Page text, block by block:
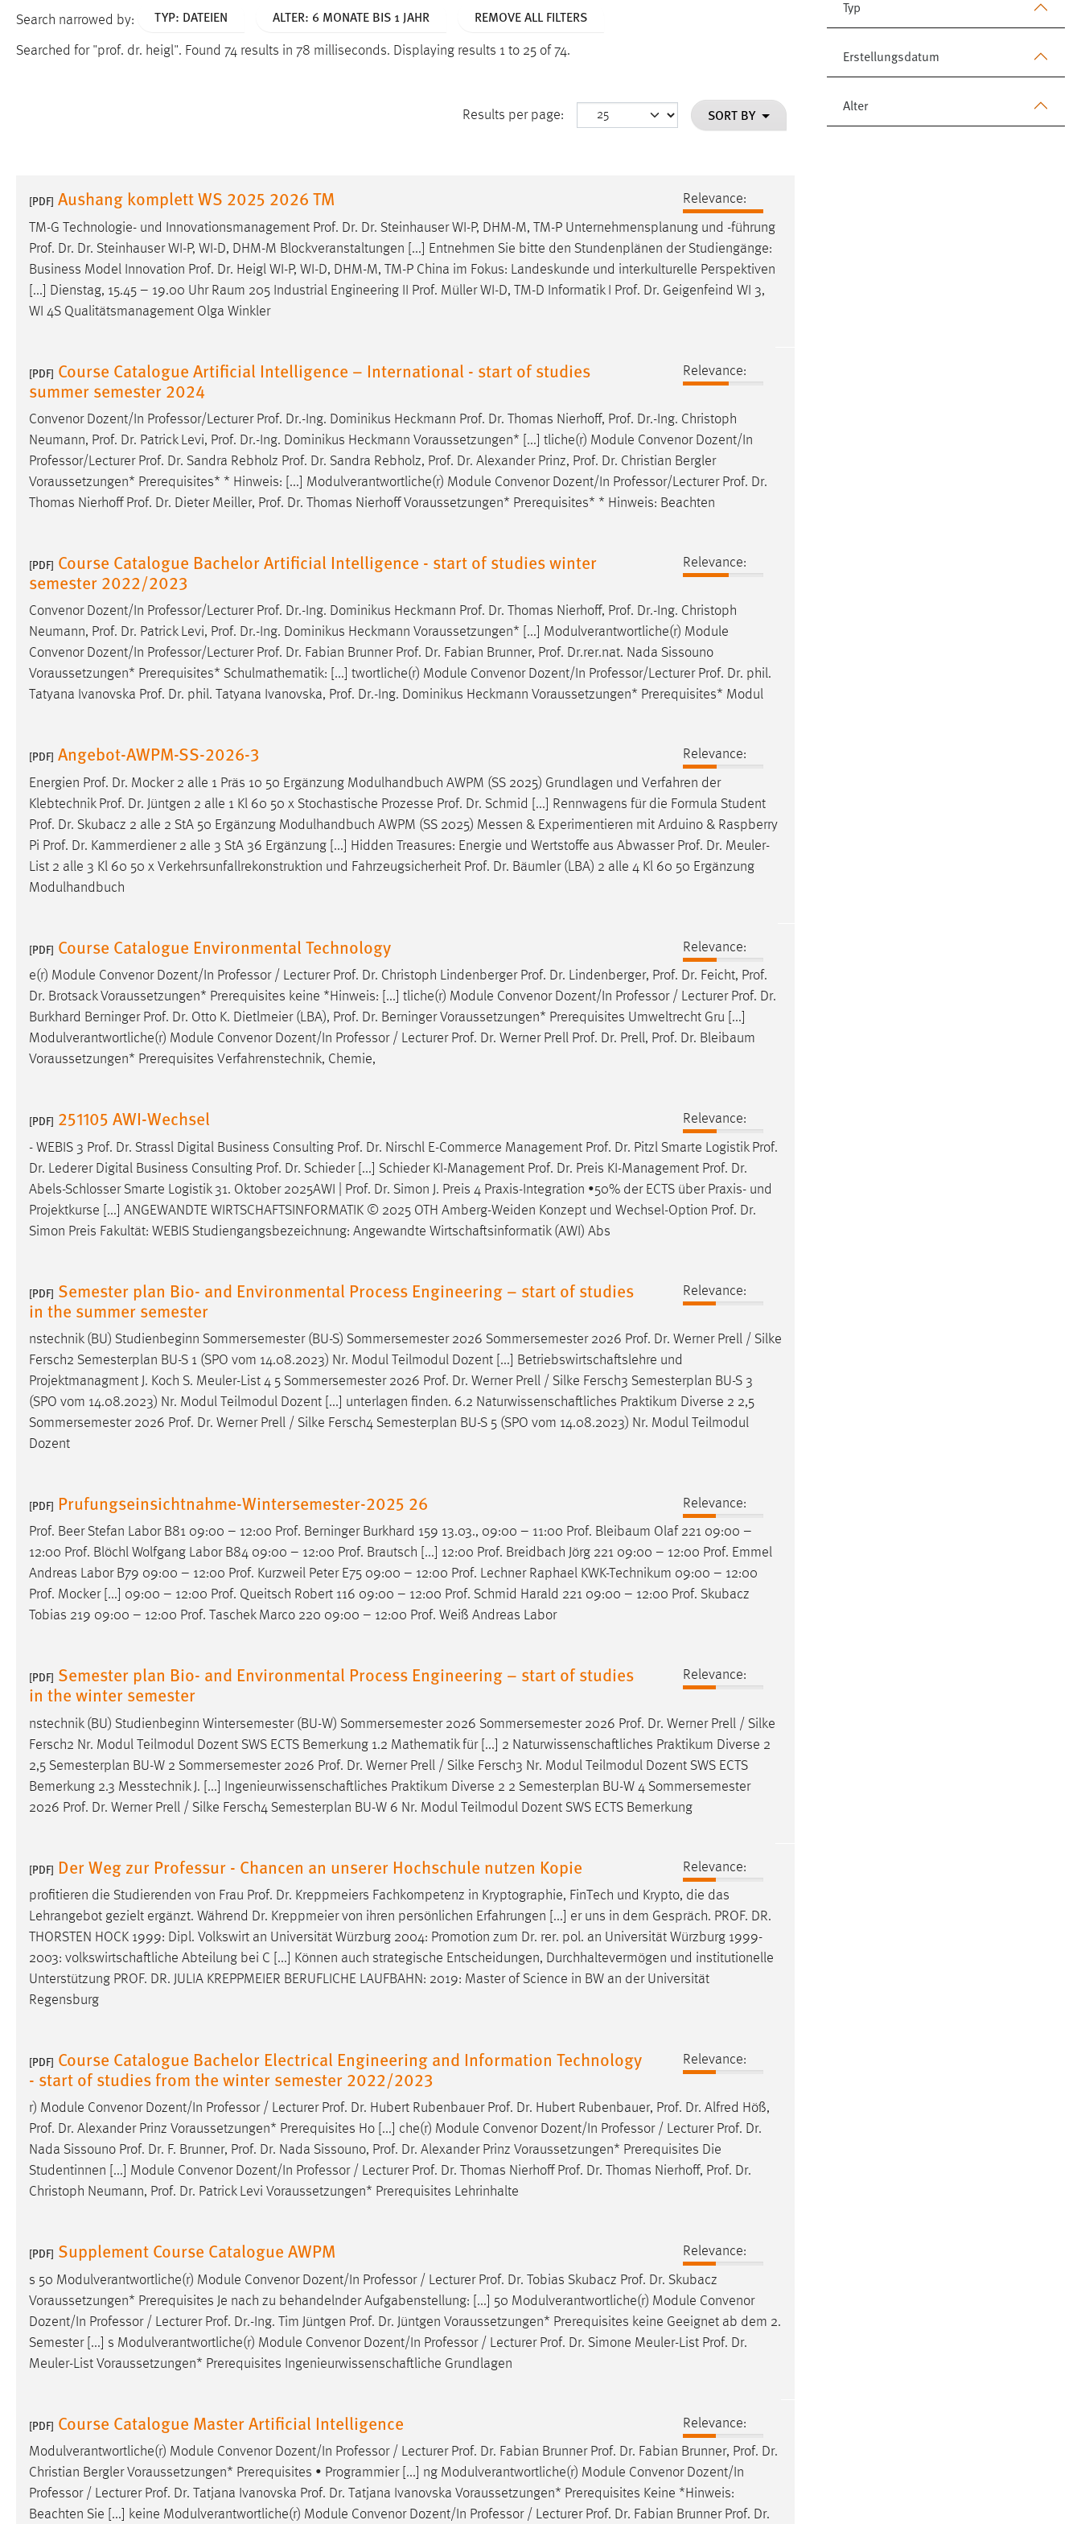
Typ
Erstellungsdatum
Alter
Search narrowed by: TYP: DATEIEN ALTER: 6 MONATE BIS 1 JAHR REMOVE ALL FILTERS
Searched for "prof. dr. heigl". Found 74 results in 78 milliseconds. Displaying results 1 to 25 of 74.
Results per page: SORT BY
[PDF] Aushang komplett WS 2025 2026 TM
Relevance:
TM-G Technologie- und Innovationsmanagement Prof. Dr. Dr. Steinhauser WI-P, DHM-M, TM-P Unternehmensplanung und -führung
Prof. Dr. Dr. Steinhauser WI-P, WI-D, DHM-M Blockveranstaltungen [...] Entnehmen Sie bitte den Stundenplänen der Studiengänge:
Business Model Innovation Prof. Dr. Heigl WI-P, WI-D, DHM-M, TM-P China im Fokus: Landeskunde und interkulturelle Perspektiven
[...] Dienstag, 15.45 – 19.00 Uhr Raum 205 Industrial Engineering II
Prof. Müller WI-D, TM-D Informatik I Prof. Dr. Geigenfeind WI 3,
WI 4S Qualitätsmanagement Olga Winkler
[PDF] Course Catalogue Artificial Intelligence – International - start of studies
summer semester 2024
Relevance:
Convenor Dozent/In Professor/Lecturer Prof. Dr.-Ing. Dominikus Heckmann Prof. Dr. Thomas Nierhoff, Prof. Dr.-Ing. Christoph
Neumann, Prof. Dr. Patrick Levi, Prof. Dr.-Ing. Dominikus Heckmann Voraussetzungen* [...] tliche(r) Module Convenor Dozent/In
Professor/Lecturer Prof. Dr. Sandra Rebholz Prof. Dr. Sandra Rebholz, Prof. Dr. Alexander Prinz, Prof. Dr. Christian Bergler
Voraussetzungen* Prerequisites* * Hinweis: [...] Modulverantwortliche(r) Module Convenor Dozent/In Professor/Lecturer Prof. Dr.
Thomas Nierhoff Prof. Dr. Dieter Meiller, Prof. Dr. Thomas Nierhoff Voraussetzungen* Prerequisites* * Hinweis: Beachten
[PDF] Course Catalogue Bachelor Artificial Intelligence - start of studies winter
semester 2022/2023
Relevance:
Convenor Dozent/In Professor/Lecturer Prof. Dr.-Ing. Dominikus Heckmann Prof. Dr. Thomas Nierhoff, Prof. Dr.-Ing. Christoph
Neumann, Prof. Dr. Patrick Levi, Prof. Dr.-Ing. Dominikus Heckmann Voraussetzungen* [...] Modulverantwortliche(r) Module
Convenor Dozent/In Professor/Lecturer Prof. Dr. Fabian Brunner Prof. Dr. Fabian Brunner, Prof. Dr.rer.nat. Nada Sissouno
Voraussetzungen* Prerequisites* Schulmathematik: [...] twortliche(r) Module Convenor Dozent/In Professor/Lecturer Prof. Dr. phil.
Tatyana Ivanovska Prof. Dr. phil. Tatyana Ivanovska, Prof. Dr.-Ing. Dominikus Heckmann Voraussetzungen* Prerequisites* Modul
[PDF] Angebot-AWPM-SS-2026-3
Relevance:
Energien Prof. Dr. Mocker 2 alle 1 Präs 10 50 Ergänzung Modulhandbuch AWPM (SS 2025) Grundlagen und Verfahren der
Klebtechnik Prof. Dr. Jüntgen 2 alle 1 Kl 60 50 x Stochastische Prozesse Prof. Dr. Schmid [...] Rennwagens für die Formula Student
Prof. Dr. Skubacz 2 alle 2 StA 50 Ergänzung Modulhandbuch AWPM (SS 2025) Messen & Experimentieren mit Arduino & Raspberry
Pi Prof. Dr. Kammerdiener 2 alle 3 StA 36 Ergänzung [...] Hidden Treasures: Energie und Wertstoffe aus Abwasser Prof. Dr. Meuler-
List 2 alle 3 Kl 60 50 x Verkehrsunfallrekonstruktion und Fahrzeugsicherheit Prof. Dr. Bäumler (LBA) 2 alle 4 Kl 60 50 Ergänzung
Modulhandbuch
[PDF] Course Catalogue Environmental Technology
Relevance:
e(r) Module Convenor Dozent/In Professor / Lecturer Prof. Dr. Christoph Lindenberger Prof. Dr. Lindenberger, Prof. Dr. Feicht, Prof.
Dr. Brotsack Voraussetzungen* Prerequisites keine *Hinweis: [...] tliche(r) Module Convenor Dozent/In Professor / Lecturer Prof. Dr.
Burkhard Berninger Prof. Dr. Otto K. Dietlmeier (LBA), Prof. Dr. Berninger Voraussetzungen* Prerequisites Umweltrecht Gru [...]
Modulverantwortliche(r) Module Convenor Dozent/In Professor / Lecturer Prof. Dr. Werner Prell Prof. Dr. Prell, Prof. Dr. Bleibaum
Voraussetzungen* Prerequisites Verfahrenstechnik, Chemie,
[PDF] 251105 AWI-Wechsel
Relevance:
- WEBIS 3 Prof. Dr. Strassl Digital Business Consulting Prof. Dr. Nirschl E-Commerce Management Prof. Dr. Pitzl Smarte Logistik Prof.
Dr. Lederer Digital Business Consulting Prof. Dr. Schieder [...] Schieder KI-Management Prof. Dr. Preis KI-Management Prof. Dr.
Abels-Schlosser Smarte Logistik 31. Oktober 2025AWI |
Prof. Dr. Simon J. Preis 4 Praxis-Integration •50% der ECTS über Praxis- und
Projektkurse [...] ANGEWANDTE WIRTSCHAFTSINFORMATIK © 2025 OTH Amberg-Weiden Konzept und Wechsel-Option Prof. Dr.
Simon Preis Fakultät: WEBIS Studiengangsbezeichnung: Angewandte Wirtschaftsinformatik (AWI) Abs
[PDF] Semester plan Bio- and Environmental Process Engineering – start of studies
in the summer semester
Relevance:
nstechnik (BU) Studienbeginn Sommersemester (BU-S) Sommersemester 2026 Sommersemester 2026 Prof. Dr. Werner Prell / Silke
Fersch2 Semesterplan BU-S 1 (SPO vom 14.08.2023) Nr. Modul Teilmodul Dozent [...] Betriebswirtschaftslehre und
Projektmanagment J. Koch S. Meuler-List 4 5 Sommersemester 2026 Prof. Dr. Werner Prell / Silke Fersch3 Semesterplan BU-S 3
(SPO vom 14.08.2023) Nr. Modul Teilmodul Dozent [...] unterlagen finden. 6.2 Naturwissenschaftliches Praktikum Diverse 2 2,5
Sommersemester 2026 Prof. Dr. Werner Prell / Silke Fersch4 Semesterplan BU-S 5 (SPO vom 14.08.2023) Nr. Modul Teilmodul
Dozent
[PDF] Prufungseinsichtnahme-Wintersemester-2025 26
Relevance:
Prof. Beer Stefan Labor B81 09:00 – 12:00 Prof. Berninger Burkhard 159 13.03., 09:00 – 11:00 Prof. Bleibaum Olaf 221 09:00 –
12:00 Prof. Blöchl Wolfgang Labor B84 09:00 – 12:00 Prof. Brautsch [...] 12:00 Prof. Breidbach Jörg 221 09:00 – 12:00 Prof. Emmel
Andreas Labor B79 09:00 – 12:00 Prof. Kurzweil Peter E75 09:00 – 12:00 Prof. Lechner Raphael KWK-Technikum 09:00 – 12:00
Prof. Mocker [...] 09:00 – 12:00 Prof. Queitsch Robert 116 09:00 – 12:00 Prof. Schmid Harald 221 09:00 – 12:00 Prof. Skubacz
Tobias 219 09:00 – 12:00 Prof. Taschek Marco 220 09:00 – 12:00 Prof. Weiß Andreas Labor
[PDF] Semester plan Bio- and Environmental Process Engineering – start of studies
in the winter semester
Relevance:
nstechnik (BU) Studienbeginn Wintersemester (BU-W) Sommersemester 2026 Sommersemester 2026 Prof. Dr. Werner Prell / Silke
Fersch2 Nr. Modul Teilmodul Dozent SWS ECTS Bemerkung 1.2 Mathematik für [...] 2 Naturwissenschaftliches Praktikum Diverse 2
2,5 Semesterplan BU-W 2 Sommersemester 2026 Prof. Dr. Werner Prell / Silke Fersch3 Nr. Modul Teilmodul Dozent SWS ECTS
Bemerkung 2.3 Messtechnik J. [...] Ingenieurwissenschaftliches Praktikum Diverse 2 2 Semesterplan BU-W 4 Sommersemester
2026 Prof. Dr. Werner Prell / Silke Fersch4 Semesterplan BU-W 6 Nr. Modul Teilmodul Dozent SWS ECTS Bemerkung
[PDF] Der Weg zur Professur - Chancen an unserer Hochschule nutzen Kopie
Relevance:
profitieren die Studierenden von Frau Prof. Dr. Kreppmeiers Fachkompetenz in Kryptographie, FinTech und Krypto, die das
Lehrangebot gezielt ergänzt. Während Dr. Kreppmeier von ihren persönlichen Erfahrungen [...] er uns in dem Gespräch. PROF. DR.
THORSTEN HOCK 1999: Dipl. Volkswirt an Universität Würzburg 2004: Promotion zum Dr. rer. pol. an Universität Würzburg 1999-
2003: volkswirtschaftliche Abteilung bei C [...] Können auch strategische Entscheidungen, Durchhaltevermögen und institutionelle
Unterstützung PROF. DR. JULIA KREPPMEIER BERUFLICHE LAUFBAHN: 2019: Master of Science in BW an der Universität
Regensburg
[PDF] Course Catalogue Bachelor Electrical Engineering and Information Technology
- start of studies from the winter semester 2022/2023
Relevance:
r) Module Convenor Dozent/In Professor / Lecturer Prof. Dr. Hubert Rubenbauer Prof. Dr. Hubert Rubenbauer, Prof. Dr. Alfred Höß,
Prof. Dr. Alexander Prinz Voraussetzungen* Prerequisites Ho [...] che(r) Module Convenor Dozent/In Professor / Lecturer Prof. Dr.
Nada Sissouno Prof. Dr. F. Brunner, Prof. Dr. Nada Sissouno, Prof. Dr. Alexander Prinz Voraussetzungen* Prerequisites Die
Studentinnen [...] Module Convenor Dozent/In Professor / Lecturer Prof. Dr. Thomas Nierhoff Prof. Dr. Thomas Nierhoff, Prof. Dr.
Christoph Neumann, Prof. Dr. Patrick Levi Voraussetzungen* Prerequisites Lehrinhalte
[PDF] Supplement Course Catalogue AWPM
Relevance:
s 50 Modulverantwortliche(r) Module Convenor Dozent/In Professor / Lecturer Prof. Dr. Tobias Skubacz Prof. Dr. Skubacz
Voraussetzungen* Prerequisites Je nach zu behandelnder Aufgabenstellung: [...] 50 Modulverantwortliche(r) Module Convenor
Dozent/In Professor / Lecturer Prof. Dr.-Ing. Tim Jüntgen Prof. Dr. Jüntgen Voraussetzungen* Prerequisites keine Geeignet ab dem 2.
Semester [...] s Modulverantwortliche(r) Module Convenor Dozent/In Professor / Lecturer Prof. Dr. Simone Meuler-List Prof. Dr.
Meuler-List Voraussetzungen* Prerequisites Ingenieurwissenschaftliche Grundlagen
[PDF] Course Catalogue Master Artificial Intelligence
Relevance:
Modulverantwortliche(r) Module Convenor Dozent/In Professor / Lecturer Prof. Dr. Fabian Brunner Prof. Dr. Fabian Brunner, Prof. Dr.
Christian Bergler Voraussetzungen* Prerequisites • Programmier [...] ng Modulverantwortliche(r) Module Convenor Dozent/In
Professor / Lecturer Prof. Dr. Tatjana Ivanovska Prof. Dr. Tatjana Ivanovska Voraussetzungen* Prerequisites Keine *Hinweis:
Beachten Sie [...] keine Modulverantwortliche(r) Module Convenor Dozent/In Professor / Lecturer Prof. Dr. Fabian Brunner Prof. Dr.